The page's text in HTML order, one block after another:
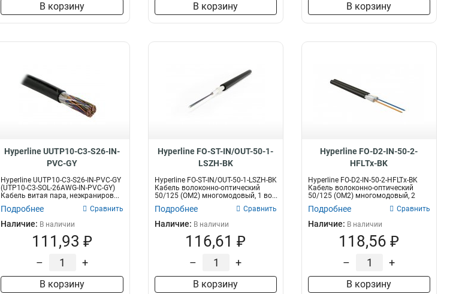
В корзину В корзину В корзину
Hyperline UUTP10-C3-S26-IN-
PVC-GY
Hyperline UUTP10-C3-S26-IN-PVC-GY
(UTP10-C3-SOL-26AWG-IN-PVC-GY)
Кабель витая пара, неэкраниров...
Подробнее Сравнить
Наличие: В наличии
111,93 ₽
– +
В корзину
Hyperline FO-ST-IN/OUT-50-1-
LSZH-BK
Hyperline FO-ST-IN/OUT-50-1-LSZH-BK
Кабель волоконно-оптический
50/125 (OM2) многомодовый, 1 во...
Подробнее Сравнить
Наличие: В наличии
116,61 ₽
– +
В корзину
Hyperline FO-D2-IN-50-2-
HFLTx-BK
Hyperline FO-D2-IN-50-2-HFLTx-BK
Кабель волоконно-оптический
50/125 (OM2) многомодовый, 2
Подробнее Сравнить
Наличие: В наличии
118,56 ₽
– +
В корзину